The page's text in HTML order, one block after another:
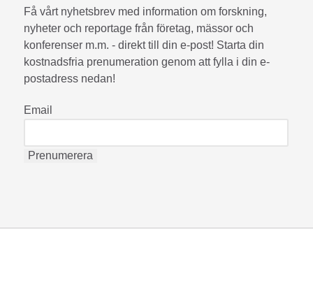
Få vårt nyhetsbrev med information om forskning,
nyheter och reportage från företag, mässor och
konferenser m.m. - direkt till din e-post! Starta din
kostnadsfria prenumeration genom att fylla i din e-
postadress nedan!
Email